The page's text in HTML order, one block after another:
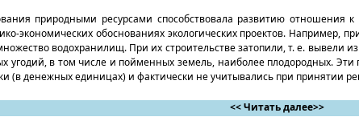
природными ресурсами способствовала развитию
экономических обоснованиях экологических проектов. Например,
водохранилищ. При их строительстве затопили, т. е. вывели
угодий, в том числе и пойменных земель, наиболее плодородных.
(в денежных единицах) и фактически не учитывались при принятии
<< Читать далее>>